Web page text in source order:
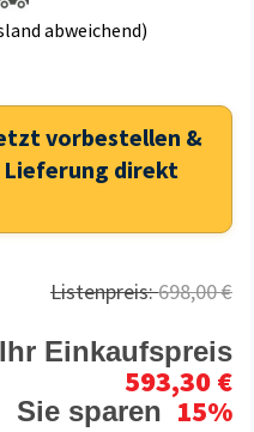
abweichend)
vorbestellen &
Lieferung direkt
Listenpreis:698,00 €
Ihr Einkaufspreis
593,30 €
Sie sparen 15%